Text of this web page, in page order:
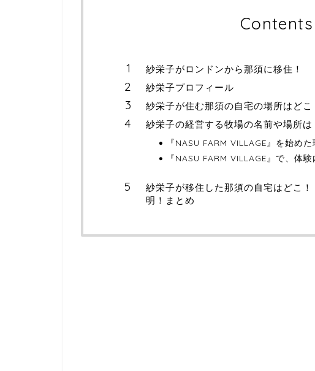
Contents
紗栄子がロンドンから那須に移住！
紗栄子プロフィール
紗栄子が住む那須の自宅の場所はどこ
紗栄子の経営する牧場の名前や場所は
『NASU FARM VILLAGE』を始めた
『NASU FARM VILLAGE』で、体
紗栄子が移住した那須の自宅はどこ
明！まとめ